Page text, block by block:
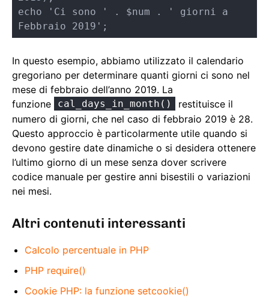
echo 'Ci sono ' . $num . ' giorni a
Febbraio 2019';
In questo esempio, abbiamo utilizzato il calendario
gregoriano per determinare quanti giorni ci sono nel
mese di febbraio dell’anno 2019. La
funzione
cal_days_in_month()
restituisce il
numero di giorni, che nel caso di febbraio 2019 è 28.
Questo approccio è particolarmente utile quando si
devono gestire date dinamiche o si desidera ottenere
l’ultimo giorno di un mese senza dover scrivere
codice manuale per gestire anni bisestili o variazioni
nei mesi.
Altri contenuti interessanti
Calcolo percentuale in PHP
PHP require()
Cookie PHP: la funzione setcookie()